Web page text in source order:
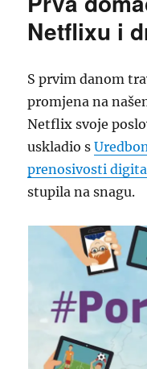
Netflixu i
S prvim danom
promjena na
Netflix svoje
uskladio s
prenosivosti
stupila na snagu.